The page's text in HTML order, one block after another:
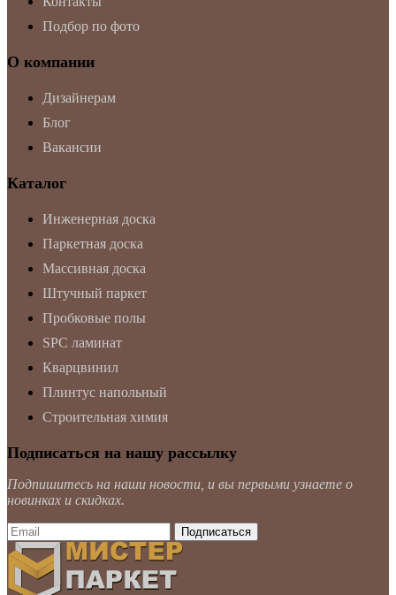
Подбор по фото
О компании
Дизайнерам
Блог
Вакансии
Каталог
Инженерная доска
Паркетная доска
Массивная доска
Штучный паркет
Пробковые полы
SPC ламинат
Кварцвинил
Плинтус напольный
Строительная химия
Подписаться на нашу рассылку
Подпишитесь на наши новости, и вы первыми узнаете о
новинках и скидках.